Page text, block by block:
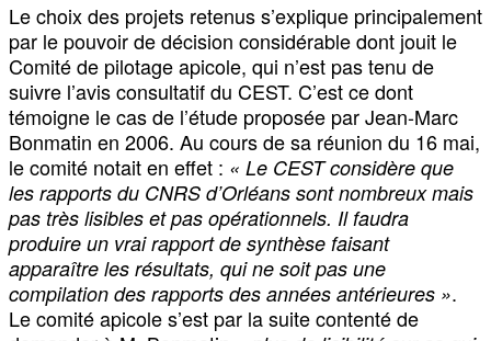
Le choix des projets retenus s’explique principalement
par le pouvoir de décision considérable dont jouit le
Comité de pilotage apicole, qui n’est pas tenu de
suivre l’avis consultatif du CEST. C’est ce dont
témoigne le cas de l’étude proposée par Jean-Marc
Bonmatin en 2006. Au cours de sa réunion du 16 mai,
le comité notait en effet : « Le CEST considère que
les rapports du CNRS d’Orléans sont nombreux mais
pas très lisibles et pas opérationnels. Il faudra
produire un vrai rapport de synthèse faisant
apparaître les résultats, qui ne soit pas une
compilation des rapports des années antérieures ».
Le comité apicole s’est par la suite contenté de